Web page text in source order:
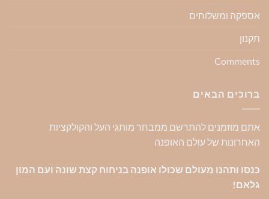
אספקה ומשלוחים
תקנון
Comments
ברוכים הבאים
אתם מוזמנים להתרשם ממבחר מותגי העל והקולקציות
האחרונות של עולם האופנה
כנסו ותהנו מעולם שכולו אופנה בניחוח קצת שונה ועם המון
גלאם!